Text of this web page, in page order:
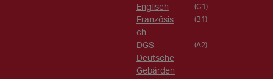
Englisch (C1)
Französis
ch
(B1)
DGS -
Deutsche
Gebärden
(A2)